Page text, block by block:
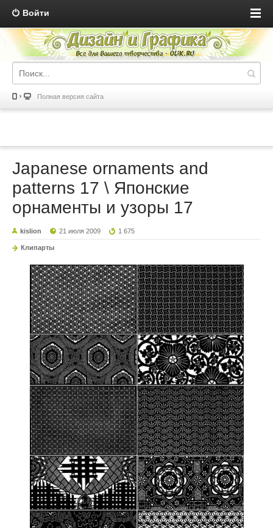
Войти
Полная версия сайта
Japanese ornaments and
patterns 17 \ Японские
орнаменты и узоры 17
kislion 21 июля 2009 1 675
Клипарты